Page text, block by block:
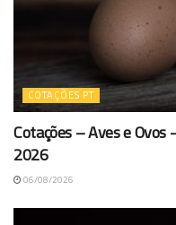
COTAÇÕES PT
Cotações – Aves e
2026
06/08/2026